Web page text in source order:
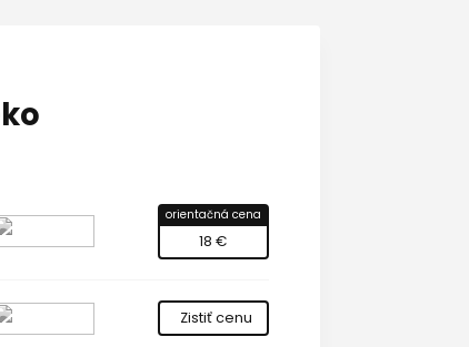
orientačná cena
18 €
Zistiť cenu